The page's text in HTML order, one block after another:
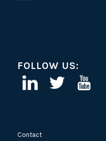
FOLLOW US:
Contact